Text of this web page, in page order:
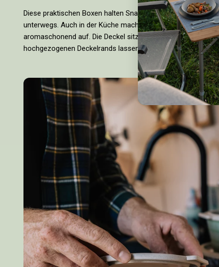
Diese praktischen Boxen halten Snacks, Obst und kleine
unterwegs. Auch in der Küche machen sich die Dosen
aromaschonend auf. Die Deckel sitzen perfekt und
hochgezogenen Deckelrands lassen sich mehrere Boxen